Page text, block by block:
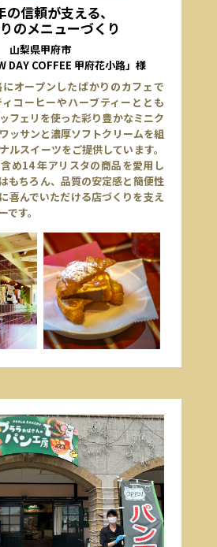
の信頼が支える、
のメニューづくり
山梨県甲府市
DAY COFFEE 甲府花小路」様
オープンしたばかりのカフェで
コーヒーやハーブティーととも
フェリを使った彩り豊かなミニク
ッサンと濃厚ソフトクリームを組
ルスイーツをご提供しています。
め14 年アリスタの商品を愛用し
もちろん、品質の安定感と簡便性
喜んでいただける店づくりを支え
す。